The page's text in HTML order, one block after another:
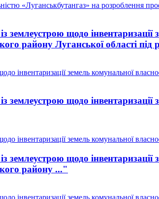
«Луганськбутангаз» на розроблення
щодо інвентаризації
району Луганської області
інвентаризації земель комунальної
щодо інвентаризації
інвентаризації земель комунальної
щодо інвентаризації
району ..."
інвентаризації земель комунальної